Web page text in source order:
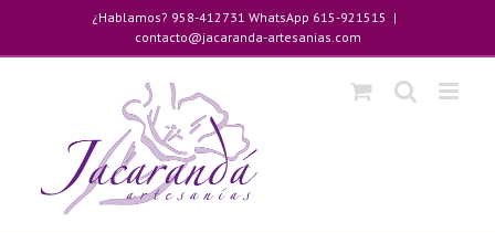
contenido
¿Hablamos? 958-412731 WhatsApp 615-921515 |
contacto@jacaranda-artesanias.com